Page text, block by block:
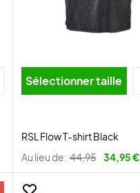
Sélectionner taille
RSL Flow T-shirt Black
Au lieu de: 44,95 34,95 €